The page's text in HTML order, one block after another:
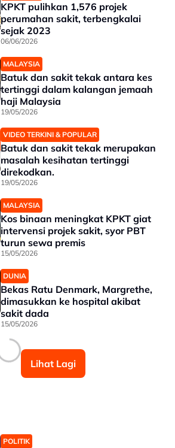
KPKT pulihkan 1,576 projek
perumahan sakit, terbengkalai
sejak 2023
06/06/2026
MALAYSIA
Batuk dan sakit tekak antara kes
tertinggi dalam kalangan jemaah
haji Malaysia
19/05/2026
VIDEO TERKINI & POPULAR
Batuk dan sakit tekak merupakan
masalah kesihatan tertinggi
direkodkan.
19/05/2026
MALAYSIA
Kos binaan meningkat KPKT giat
intervensi projek sakit, syor PBT
turun sewa premis
15/05/2026
DUNIA
Bekas Ratu Denmark, Margrethe,
dimasukkan ke hospital akibat
sakit dada
15/05/2026
Lihat Lagi
POLITIK